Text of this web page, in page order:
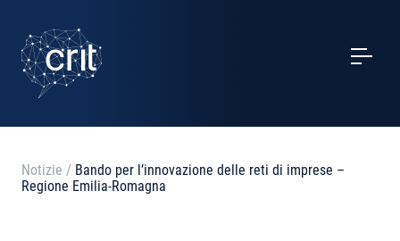
SERVIZI
CASI STUDIO
Notizie / Bando per l’innovazione delle reti di imprese –
Regione Emilia-Romagna